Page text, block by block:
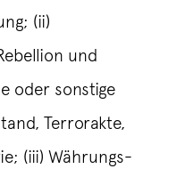
(ii)
und
oder sonstige
Terrorakte,
(iii) Währungs-